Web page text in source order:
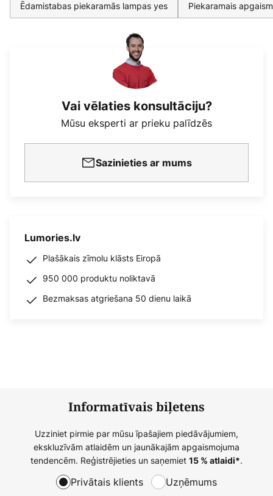
Ēdamistabas piekaramās lampas yes Piekaramais
Vai vēlaties konsultāciju?
Mūsu eksperti ar prieku palīdzēs
Sazinieties ar mums
Lumories.lv
Plašākais zīmolu klāsts Eiropā
950 000 produktu noliktavā
Bezmaksas atgriešana 50 dienu laikā
Informatīvais biļetens
Uzziniet pirmie par mūsu īpašajiem piedāvājumiem,
ekskluzīvām atlaidēm un jaunākajām apgaismojuma
tendencēm. Reģistrējieties un saņemiet 15 % atlaidi*.
Privātais klients Uzņēmums